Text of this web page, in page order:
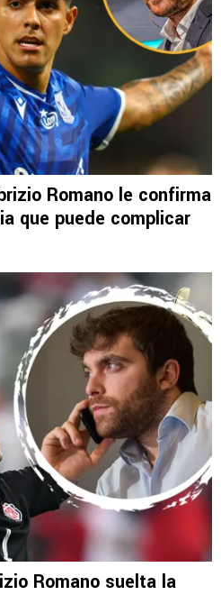
Romano le confirma
que puede complicar
Romano suelta la